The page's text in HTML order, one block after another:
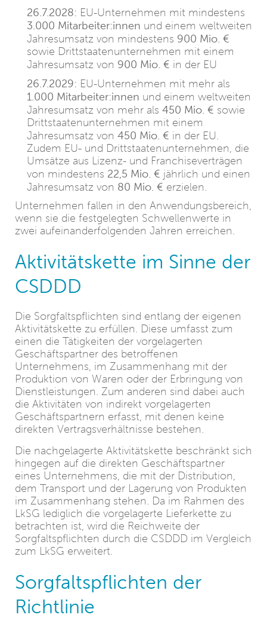
26.7.2028: EU-Unternehmen mit mindestens
3.000 Mitarbeiter:innen und einem weltweiten
Jahresumsatz von mindestens 900 Mio. €
sowie Drittstaatenunternehmen mit einem
Jahresumsatz von 900 Mio. € in der EU
26.7.2029: EU-Unternehmen mit mehr als
1.000 Mitarbeiter:innen und einem weltweiten
Jahresumsatz von mehr als 450 Mio. € sowie
Drittstaatenunternehmen mit einem
Jahresumsatz von 450 Mio. € in der EU.
Zudem EU- und Drittstaatenunternehmen, die
Umsätze aus Lizenz- und Franchiseverträgen
von mindestens 22,5 Mio. € jährlich und einen
Jahresumsatz von 80 Mio. € erzielen.
Unternehmen fallen in den Anwendungsbereich,
wenn sie die festgelegten Schwellenwerte in
zwei aufeinanderfolgenden Jahren erreichen.
Aktivitätskette im Sinne der
CSDDD
Die Sorgfaltspflichten sind entlang der eigenen
Aktivitätskette zu erfüllen. Diese umfasst zum
einen die Tätigkeiten der vorgelagerten
Geschäftspartner des betroffenen
Unternehmens, im Zusammenhang mit der
Produktion von Waren oder der Erbringung von
Dienstleistungen. Zum anderen sind dabei auch
die Aktivitäten von indirekt vorgelagerten
Geschäftspartnern erfasst, mit denen keine
direkten Vertragsverhältnisse bestehen.
Die nachgelagerte Aktivitätskette beschränkt sich
hingegen auf die direkten Geschäftspartner
eines Unternehmens, die mit der Distribution,
dem Transport und der Lagerung von Produkten
im Zusammenhang stehen. Da im Rahmen des
LkSG lediglich die vorgelagerte Lieferkette zu
betrachten ist, wird die Reichweite der
Sorgfaltspflichten durch die CSDDD im Vergleich
zum LkSG erweitert.
Sorgfaltspflichten der
Richtlinie